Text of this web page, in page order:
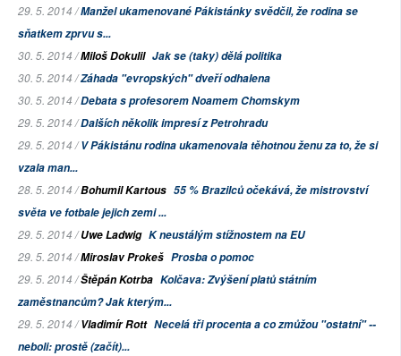
29. 5. 2014 /Manžel ukamenované Pákistánky svědčil, že rodina se
sňatkem zprvu s...
30. 5. 2014 /Miloš Dokulil Jak se (taky) dělá politika
30. 5. 2014 /Záhada "evropských" dveří odhalena
30. 5. 2014 /Debata s profesorem Noamem Chomskym
29. 5. 2014 /Dalších několik impresí z Petrohradu
29. 5. 2014 /V Pákistánu rodina ukamenovala těhotnou ženu za to, že si
vzala man...
28. 5. 2014 /Bohumil Kartous 55 % Brazilců očekává, že mistrovství
světa ve fotbale jejich zemi ...
29. 5. 2014 /Uwe Ladwig K neustálým stížnostem na EU
29. 5. 2014 /Miroslav Prokeš Prosba o pomoc
29. 5. 2014 /Štěpán Kotrba Kolčava: Zvýšení platů státním
zaměstnancům? Jak kterým...
29. 5. 2014 /Vladimír Rott Necelá tři procenta a co zmůžou "ostatní" --
neboli: prostě (začít)...